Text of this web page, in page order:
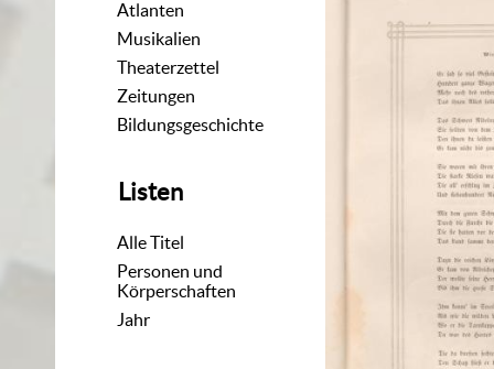
Atlanten
Musikalien
Theaterzettel
Zeitungen
Bildungsgeschichte
Listen
Alle Titel
Personen und
Körperschaften
Jahr